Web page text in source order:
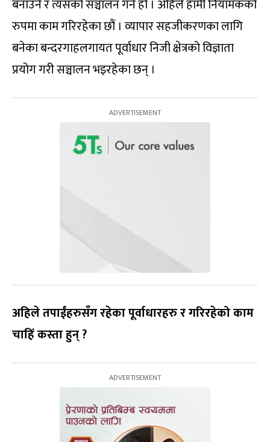
बनाउने र त्यसको सञ्चालन गर्ने हो । अहिले हामी नियामकको
रुपमा काम गरिरहेका छौं । व्यापार सहजीकरणका लागि
बनेका बन्दरगाहलगायत पूर्वाधार निजी क्षेत्रको विज्ञाता
प्रयोग गरी सञ्चालन भइरहेका छन् ।
अहिले तपाईंहरुसँग रहेका पूर्वाधारहरु र गरिरहेको काम
चाहिँ कस्ता हुन् ?